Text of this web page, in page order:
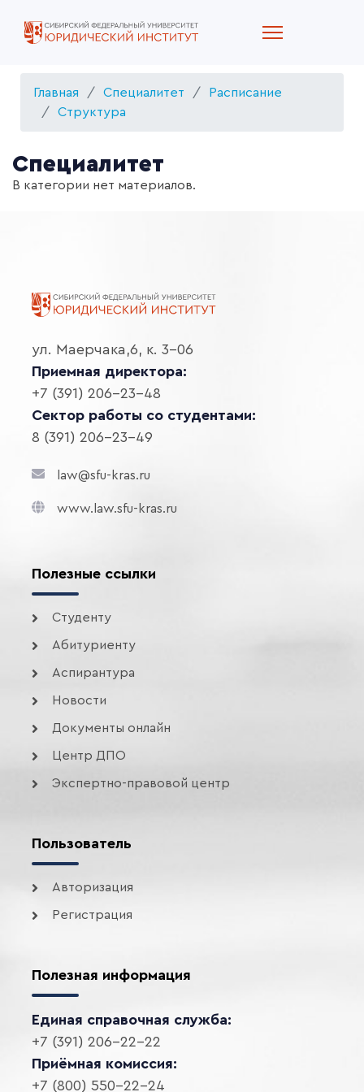
Главная Специалитет
Расписание
Структура
Специалитет
В категории нет материалов.
ул. Маерчака,6, к. 3-06
Приемная директора:
+7 (391) 206-23-48
Сектор работы со студентами:
8 (391) 206-23-49
law@sfu-kras.ru
www.law.sfu-kras.ru
Полезные ссылки
Студенту
Абитуриенту
Аспирантура
Новости
Документы онлайн
Центр ДПО
Экспертно-правовой центр
Пользователь
Авторизация
Регистрация
Полезная информация
Единая справочная служба:
+7 (391) 206-22-22
Приёмная комиссия:
+7 (800) 550-22-24